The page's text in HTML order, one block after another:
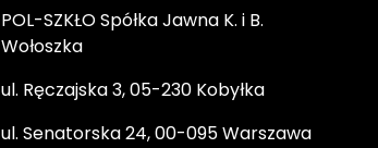
POL-SZKŁO Spółka Jawna K. i B.
Wołoszka
ul. Ręczajska 3, 05-230 Kobyłka
ul. Senatorska 24, 00-095 Warszawa